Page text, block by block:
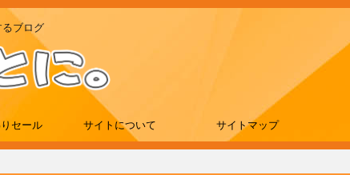
るブログ
セール サイトについて サイトマップ